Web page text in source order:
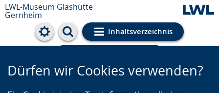
LWL-Museum Glashütte
Gernheim
Inhaltsverzeichnis
Cookie-Einstellungen
Dürfen wir Cookies verwenden?